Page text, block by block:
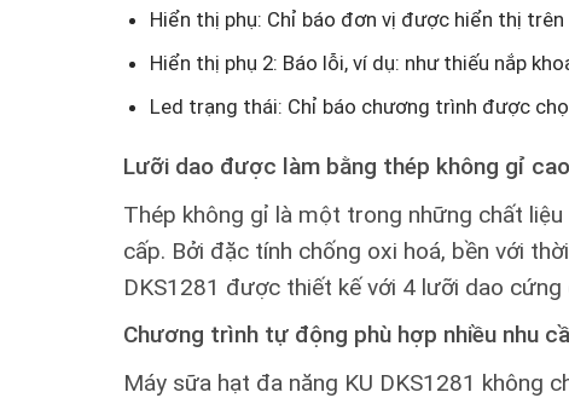
Hiển thị phụ: Chỉ báo đơn vị được hiển thị trên
Hiển thị phụ 2: Báo lỗi, ví dụ: như thiếu nắp
Led trạng thái: Chỉ báo chương trình được
Lưỡi dao được làm bằng thép không gỉ
Thép không gỉ là một trong những chất
cấp. Bởi đặc tính chống oxi hoá, bền với
DKS1281 được thiết kế với 4 lưỡi dao
Chương trình tự động phù hợp nhiều nhu
Máy sữa hạt đa năng KU DKS1281 không